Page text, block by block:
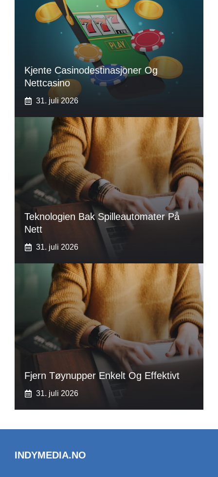
Kjente Casinodestinasjoner Og
Nettcasino
31. juli 2026
Teknologien Bak Spilleautomater På
Nett
31. juli 2026
Fjern Tøynupper Enkelt Og Effektivt
31. juli 2026
INDYMEDIA.NO